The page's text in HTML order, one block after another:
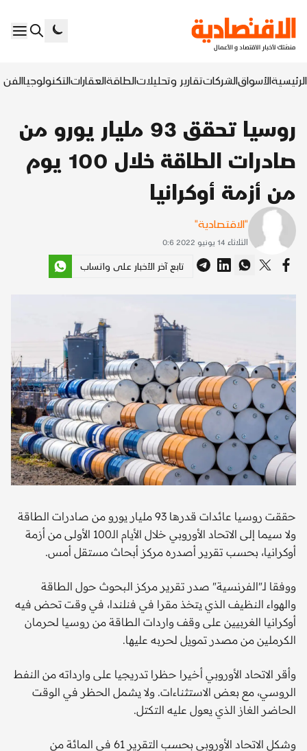
الرئيسيةالأسواقالشركاتتقارير وتحليلاتالطاقةالعقاراتالتكنولوجياالفن
روسيا تحقق 93 مليار يورو من
صادرات الطاقة خلال 100 يوم
من أزمة أوكرانيا
"الاقتصادية"
الثلاثاء 14 يونيو 2022 0:6
تابع آخر الأخبار على واتساب
حققت روسيا عائدات قدرها 93 مليار يورو من صادرات الطاقة
ولا سيما إلى الاتحاد الأوروبي خلال الأيام الـ100 الأولى من أزمة
أوكرانيا، بحسب تقرير أصدره مركز أبحاث مستقل أمس.
ووفقا لـ"الفرنسية" صدر تقرير مركز البحوث حول الطاقة
والهواء النظيف الذي يتخذ مقرا في فنلندا، في وقت تحض فيه
أوكرانيا الغربيين على وقف واردات الطاقة من روسيا لحرمان
الكرملين من مصدر تمويل لحربه عليها.
وأقر الاتحاد الأوروبي أخيرا حظرا تدريجيا على وارداته من النفط
الروسي، مع بعض الاستثناءات. ولا يشمل الحظر في الوقت
الحاضر الغاز الذي يعول عليه التكتل.
وشكل الاتحاد الأوروبي بحسب التقرير 61 في المائة من